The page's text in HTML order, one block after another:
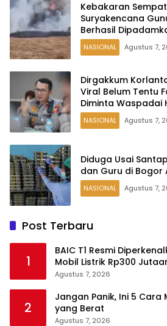
Kebakaran
Suryakencana
Berhasil
NASIONAL Agustus 7,
Dirgakkum
Viral Belum Tentu
Diminta Waspadai
NASIONAL Agustus 7,
Diduga Usai
dan Guru di Bogor
NASIONAL Agustus 7,
Post Terbaru
1
BAIC T1 Resmi
Mobil Listrik Rp300
Pasar EV
Agustus 7, 2026
2
Jangan Panik, Ini 5 Cara
yang Berat
Agustus 7, 2026